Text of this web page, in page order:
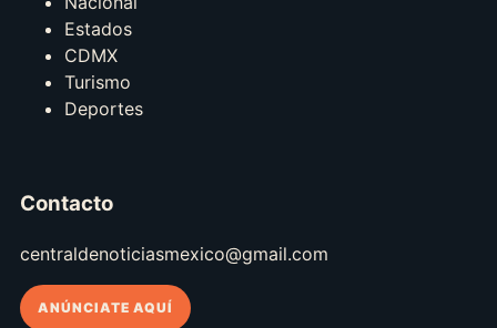
Estados
CDMX
Turismo
Deportes
Contacto
centraldenoticiasmexico@gmail.com
ANÚNCIATE AQUÍ